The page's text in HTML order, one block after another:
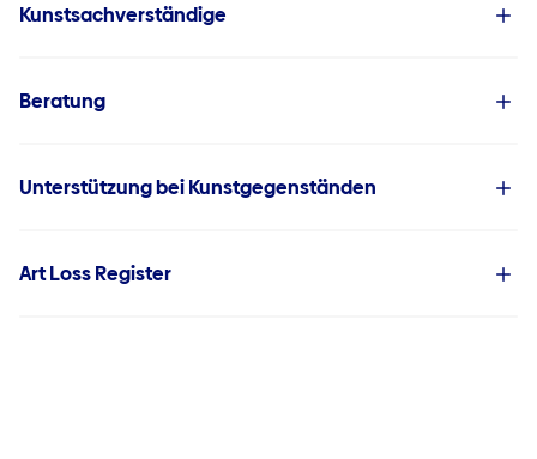
Kunstsachverständige
Beratung
Unterstützung bei Kunstgegenständen
Art Loss Register